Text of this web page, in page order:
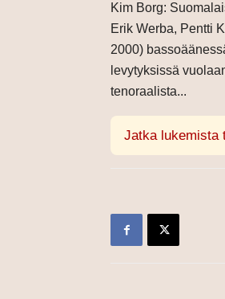
Kim Borg:
Erik Werba, Pentti
2000)
levytyksissä
tenoraalista...
Jatka lukemista